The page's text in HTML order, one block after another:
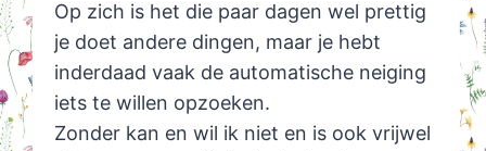
Op zich is het die paar dagen wel prettig
je doet andere dingen, maar je hebt
inderdaad vaak de automatische neiging
iets te willen opzoeken.
Zonder kan en wil ik niet en is ook vrijwel